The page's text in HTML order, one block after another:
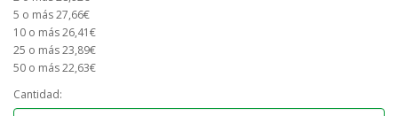
5 o más 27,66€
10 o más 26,41€
25 o más 23,89€
50 o más 22,63€
Cantidad: